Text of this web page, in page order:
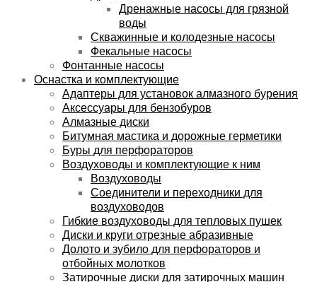
Дренажные насосы для грязной
воды
Скважинные и колодезные насосы
Фекальные насосы
Фонтанные насосы
Оснастка и комплектующие
Адаптеры для установок алмазного бурения
Аксессуары для бензобуров
Алмазные диски
Битумная мастика и дорожные герметики
Буры для перфораторов
Воздуховоды и комплектующие к ним
Воздуховоды
Соединители и переходники для
воздуховодов
Гибкие воздуховоды для тепловых пушек
Диски и круги отрезные абразивные
Долото и зубило для перфораторов и
отбойных молотков
Затирочные диски для затирочных машин